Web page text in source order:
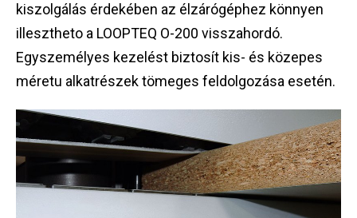
kiszolgálás érdekében az élzárógéphez könnyen
illesztheto a LOOPTEQ O-200 visszahordó.
Egyszemélyes kezelést biztosít kis- és közepes
méretu alkatrészek tömeges feldolgozása esetén.